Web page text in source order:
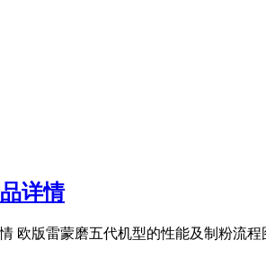
详情
欧版雷蒙磨五代机型的性能及制粉流